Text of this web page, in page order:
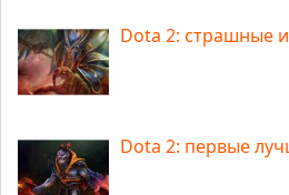
Dota 2: страшные
Dota 2: первые